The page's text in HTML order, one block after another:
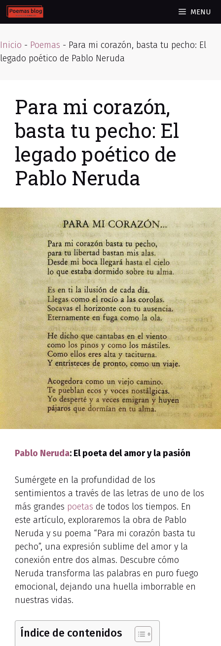
Skip
to
MENU
Inicio - Poemas - Para mi corazón, basta tu pecho: El
legado poético de Pablo Neruda
Para mi corazón,
basta tu pecho: El
legado poético de
Pablo Neruda
Pablo Neruda: El poeta del amor y la pasión
Sumérgete en la profundidad de los
sentimientos a través de las letras de uno de los
más grandes poetas de todos los tiempos. En
este artículo, exploraremos la obra de Pablo
Neruda y su poema “Para mi corazón basta tu
pecho”, una expresión sublime del amor y la
conexión entre dos almas. Descubre cómo
Neruda transforma las palabras en puro fuego
emocional, dejando una huella imborrable en
nuestras vidas.
Índice de contenidos